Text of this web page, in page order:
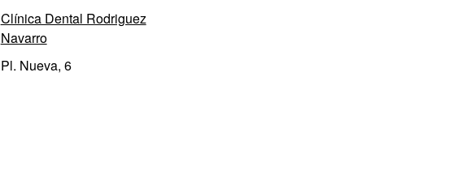
Clínica Dental Rodriguez
Navarro
Pl. Nueva, 6